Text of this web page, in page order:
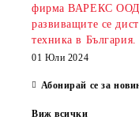
фирма ВАРЕКС ООД
развиващите се
техника в България.
01 Юли 2024
Абонирай се за
Виж всички